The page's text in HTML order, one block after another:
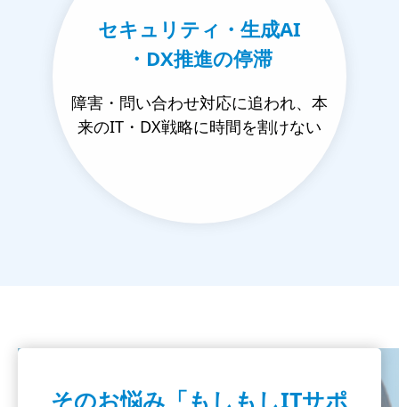
セキュリティ・生成AI
・DX推進の停滞
障害・問い合わせ対応に追われ、本
来のIT・DX戦略に時間を割けない
そのお悩み「もしもしITサポ